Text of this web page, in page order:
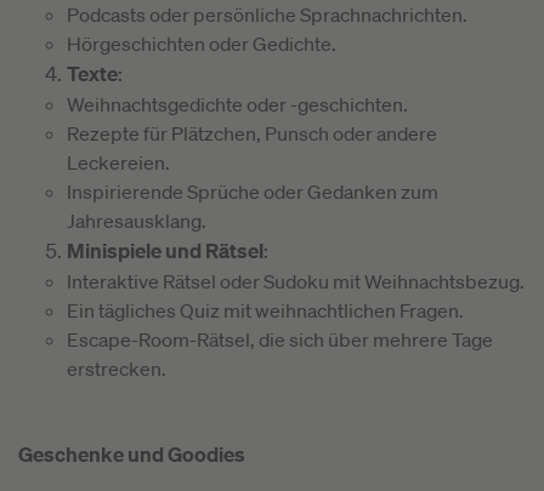
Podcasts oder persönliche Sprachnachrichten.
Hörgeschichten oder Gedichte.
Texte:
Weihnachtsgedichte oder -geschichten.
Rezepte für Plätzchen, Punsch oder andere
Leckereien.
Inspirierende Sprüche oder Gedanken zum
Jahresausklang.
Minispiele und Rätsel:
Interaktive Rätsel oder Sudoku mit Weihnachtsbezug.
Ein tägliches Quiz mit weihnachtlichen Fragen.
Escape-Room-Rätsel, die sich über mehrere Tage
erstrecken.
Geschenke und Goodies